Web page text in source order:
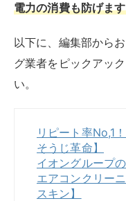
電力の消費も防げま
以下に、編集部から
グ業者をピックアッ
い。
リピート率No,1
そうじ革命】
イオングループ
エアコンクリー
スキン】